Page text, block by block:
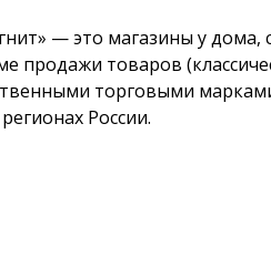
— это магазины у дома,
продажи товаров
торговыми
России.